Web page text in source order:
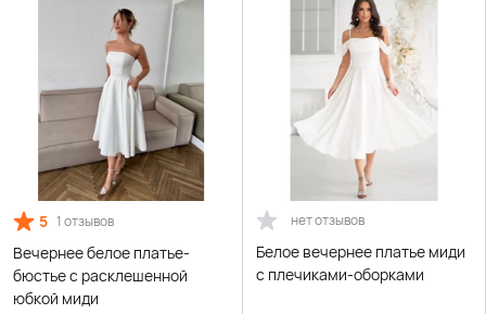
5 1 отзывов
Вечернее белое платье-
бюстье с расклешенной
юбкой миди
нет отзывов
Белое вечернее платье миди
с плечиками-оборками